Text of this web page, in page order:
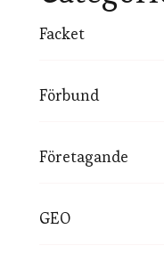
Facket
Förbund
Företagande
GEO